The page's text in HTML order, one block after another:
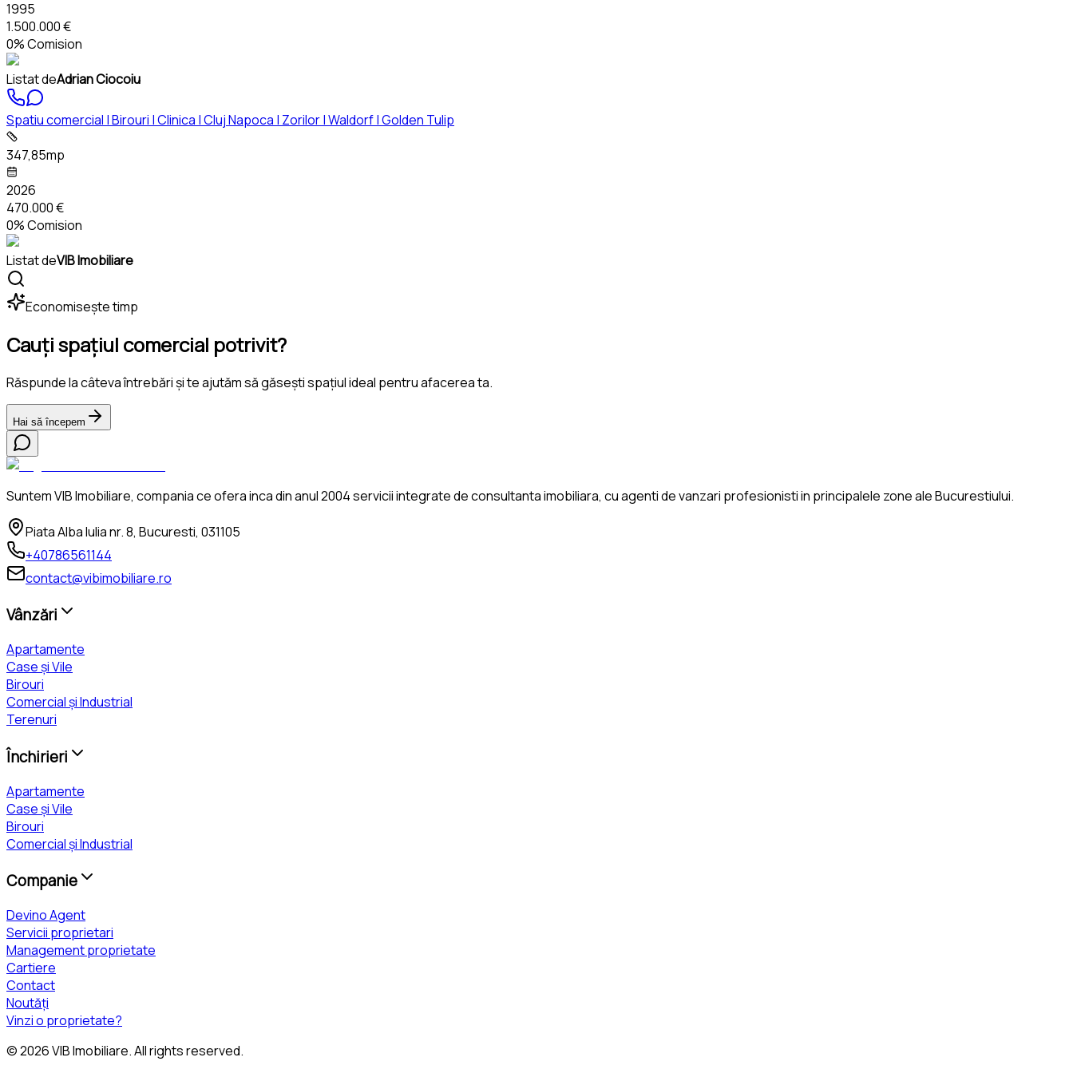
1995
1.500.000 €
0% Comision
Listat deAdrian Ciocoiu
Spatiu comercial | Birouri | Clinica | Cluj Napoca | Zorilor | Waldorf | Golden Tulip
347,85mp
2026
470.000 €
0% Comision
Listat deVIB Imobiliare
Economisește timp
Cauți spațiul comercial potrivit?
Răspunde la câteva întrebări și te ajutăm să găsești spațiul ideal pentru afacerea ta.
Hai să începem
Suntem VIB Imobiliare, compania ce ofera inca din anul 2004 servicii integrate de consultanta imobiliara, cu agenti de vanzari profesionisti in principalele zone ale Bucurestiului.
Piata Alba Iulia nr. 8, Bucuresti, 031105
+40786561144
contact@vibimobiliare.ro
Vânzări
Apartamente
Case și Vile
Birouri
Comercial și Industrial
Terenuri
Închirieri
Apartamente
Case și Vile
Birouri
Comercial și Industrial
Companie
Devino Agent
Servicii proprietari
Management proprietate
Cartiere
Contact
Noutăți
Vinzi o proprietate?
©2026VIB Imobiliare. All rights reserved.